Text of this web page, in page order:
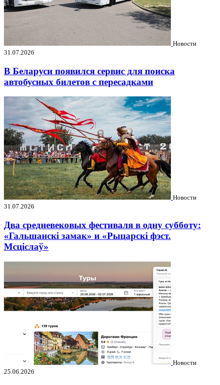
Новости
31.07.2026
В Беларуси появился сервис для поиска
автобусных билетов с пересадками
Новости
31.07.2026
Два средневековых фестиваля в одну субботу:
«Гальшанскі замак» и «Рыцарскі фэст.
Мсціслаў»
Новости
25.06.2026